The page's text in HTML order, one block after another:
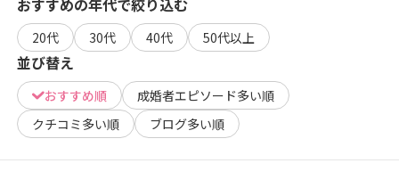
20代 30代 40代 50代以上
並び替え
おすすめ順
成婚者エピソード多い順
クチコミ多い順
ブログ多い順